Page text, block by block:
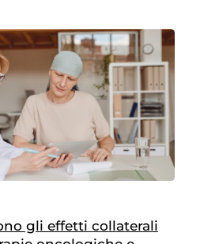
gli effetti collaterali